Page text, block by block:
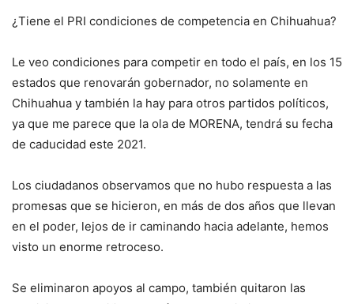
¿Tiene el PRI condiciones de competencia en Chihuahua?
Le veo condiciones para competir en todo el país, en los 15
estados que renovarán gobernador, no solamente en
Chihuahua y también la hay para otros partidos políticos,
ya que me parece que la ola de MORENA, tendrá su fecha
de caducidad este 2021.
Los ciudadanos observamos que no hubo respuesta a las
promesas que se hicieron, en más de dos años que llevan
en el poder, lejos de ir caminando hacia adelante, hemos
visto un enorme retroceso.
Se eliminaron apoyos al campo, también quitaron las